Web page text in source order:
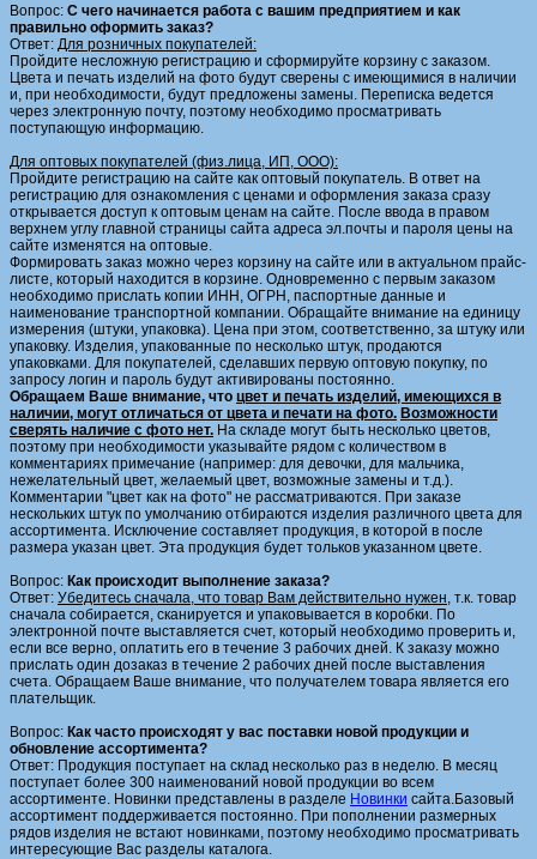
Вопрос: С чего начинается работа с вашим предприятием и как
правильно оформить заказ?
Ответ: Для розничных покупателей:
Пройдите несложную регистрацию и сформируйте корзину с заказом.
Цвета и печать изделий на фото будут сверены с имеющимися в наличии
и, при необходимости, будут предложены замены. Переписка ведется
через электронную почту, поэтому необходимо просматривать
поступающую информацию.
Для оптовых покупателей (физ.лица, ИП, ООО):
Пройдите регистрацию на сайте как оптовый покупатель. В ответ на
регистрацию для ознакомления с ценами и оформления заказа сразу
открывается доступ к оптовым ценам на сайте. После ввода в правом
верхнем углу главной страницы сайта адреса эл.почты и пароля цены на
сайте изменятся на оптовые.
Формировать заказ можно через корзину на сайте или в актуальном прайс-
листе, который находится в корзине. Одновременно с первым заказом
необходимо прислать копии ИНН, ОГРН, паспортные данные и
наименование транспортной компании. Обращайте внимание на единицу
измерения (штуки, упаковка). Цена при этом, соответственно, за штуку или
упаковку. Изделия, упакованные по несколько штук, продаются
упаковками. Для покупателей, сделавших первую оптовую покупку, по
запросу логин и пароль будут активированы постоянно.
Обращаем Ваше внимание, что цвет и печать изделий, имеющихся в
наличии, могут отличаться от цвета и печати на фото. Возможности
сверять наличие с фото нет. На складе могут быть несколько цветов,
поэтому при необходимости указывайте рядом с количеством в
комментариях примечание (например: для девочки, для мальчика,
нежелательный цвет, желаемый цвет, возможные замены и т.д.).
Комментарии "цвет как на фото" не рассматриваются. При заказе
нескольких штук по умолчанию отбираются изделия различного цвета для
ассортимента. Исключение составляет продукция, в которой в после
размера указан цвет. Эта продукция будет тольков указанном цвете.
Вопрос: Как происходит выполнение заказа?
Ответ: Убедитесь сначала, что товар Вам действительно нужен, т.к. товар
сначала собирается, сканируется и упаковывается в коробки. По
электронной почте выставляется счет, который необходимо проверить и,
если все верно, оплатить его в течение 3 рабочих дней. К заказу можно
прислать один дозаказ в течение 2 рабочих дней после выставления
счета. Обращаем Ваше внимание, что получателем товара является его
плательщик.
Вопрос: Как часто происходят у вас поставки новой продукции и
обновление ассортимента?
Ответ: Продукция поступает на склад несколько раз в неделю. В месяц
поступает более 300 наименований новой продукции во всем
ассортименте. Новинки представлены в разделе Новинки сайта.Базовый
ассортимент поддерживается постоянно. При пополнении размерных
рядов изделия не встают новинками, поэтому необходимо просматривать
интересующие Вас разделы каталога.